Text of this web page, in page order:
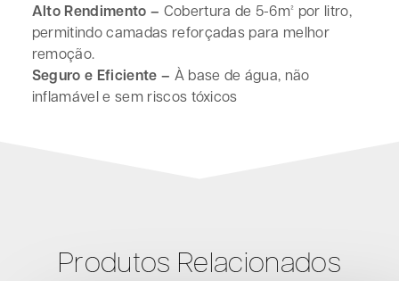
Alto Rendimento – Cobertura de 5-6m² por litro,
permitindo camadas reforçadas para melhor
remoção.
Seguro e Eficiente – À base de água, não
inflamável e sem riscos tóxicos
Produtos Relacionados